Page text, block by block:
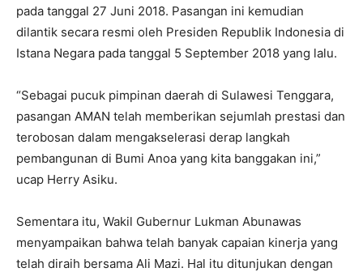
pada tanggal 27 Juni 2018. Pasangan ini kemudian
dilantik secara resmi oleh Presiden Republik Indonesia di
Istana Negara pada tanggal 5 September 2018 yang lalu.
“Sebagai pucuk pimpinan daerah di Sulawesi Tenggara,
pasangan AMAN telah memberikan sejumlah prestasi dan
terobosan dalam mengakselerasi derap langkah
pembangunan di Bumi Anoa yang kita banggakan ini,”
ucap Herry Asiku.
Sementara itu, Wakil Gubernur Lukman Abunawas
menyampaikan bahwa telah banyak capaian kinerja yang
telah diraih bersama Ali Mazi. Hal itu ditunjukan dengan